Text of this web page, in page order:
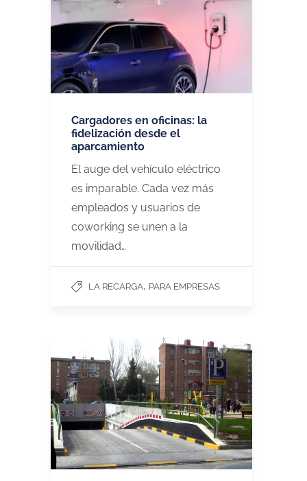
Cargadores en oficinas: la
fidelización desde el
aparcamiento
El auge del vehículo eléctrico
es imparable. Cada vez más
empleados y usuarios de
coworking se unen a la
movilidad…
LA RECARGA, PARA EMPRESAS